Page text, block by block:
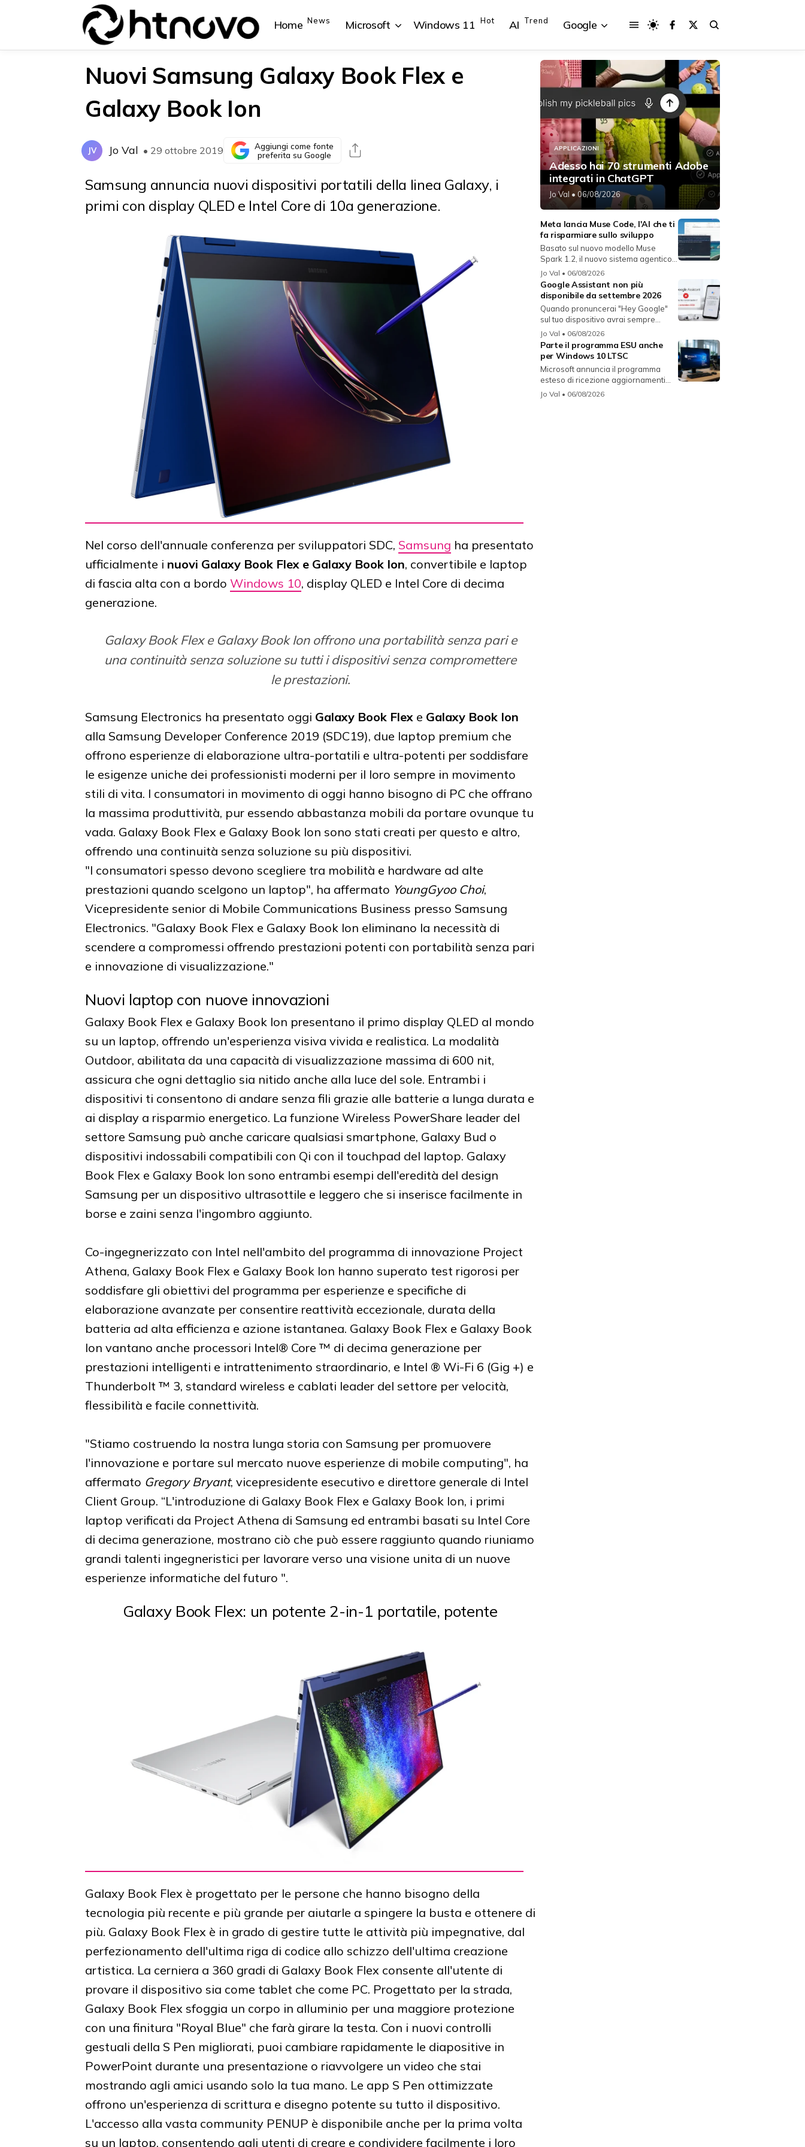
Home News Microsoft
{{POSTS[0].LABEL}} {{POSTS[3].LABEL}}
{{posts[3].title}}
Windows 11 Hot AI Trend Google
{{POSTS[0].LABEL}} {{POSTS[3].LABEL}}
{{posts[3].title}}
Nuovi Samsung Galaxy Book Flex e
Galaxy Book Ion
JV Jo Val • 29 ottobre 2019
Aggiungi come fonte
preferita su Google
Samsung annuncia nuovi dispositivi portatili della linea Galaxy, i
primi con display QLED e Intel Core di 10a generazione.
Nel corso dell'annuale conferenza per sviluppatori SDC, Samsung ha presentato
ufficialmente i nuovi Galaxy Book Flex e Galaxy Book Ion, convertibile e laptop
di fascia alta con a bordo Windows 10, display QLED e Intel Core di decima
generazione.
Galaxy Book Flex e Galaxy Book Ion offrono una portabilità senza pari e
una continuità senza soluzione su tutti i dispositivi senza compromettere
le prestazioni.
Samsung Electronics ha presentato oggi Galaxy Book Flex e Galaxy Book Ion
alla Samsung Developer Conference 2019 (SDC19), due laptop premium che
offrono esperienze di elaborazione ultra-portatili e ultra-potenti per soddisfare
le esigenze uniche dei professionisti moderni per il loro sempre in movimento
stili di vita. I consumatori in movimento di oggi hanno bisogno di PC che offrano
la massima produttività, pur essendo abbastanza mobili da portare ovunque tu
vada. Galaxy Book Flex e Galaxy Book Ion sono stati creati per questo e altro,
offrendo una continuità senza soluzione su più dispositivi.
"I consumatori spesso devono scegliere tra mobilità e hardware ad alte
prestazioni quando scelgono un laptop", ha affermato YoungGyoo Choi,
Vicepresidente senior di Mobile Communications Business presso Samsung
Electronics. "Galaxy Book Flex e Galaxy Book Ion eliminano la necessità di
scendere a compromessi offrendo prestazioni potenti con portabilità senza pari
e innovazione di visualizzazione."
Nuovi laptop con nuove innovazioni
Galaxy Book Flex e Galaxy Book Ion presentano il primo display QLED al mondo
su un laptop, offrendo un'esperienza visiva vivida e realistica. La modalità
Outdoor, abilitata da una capacità di visualizzazione massima di 600 nit,
assicura che ogni dettaglio sia nitido anche alla luce del sole. Entrambi i
dispositivi ti consentono di andare senza fili grazie alle batterie a lunga durata e
ai display a risparmio energetico. La funzione Wireless PowerShare leader del
settore Samsung può anche caricare qualsiasi smartphone, Galaxy Bud o
dispositivi indossabili compatibili con Qi con il touchpad del laptop. Galaxy
Book Flex e Galaxy Book Ion sono entrambi esempi dell'eredità del design
Samsung per un dispositivo ultrasottile e leggero che si inserisce facilmente in
borse e zaini senza l'ingombro aggiunto.
Co-ingegnerizzato con Intel nell'ambito del programma di innovazione Project
Athena, Galaxy Book Flex e Galaxy Book Ion hanno superato test rigorosi per
soddisfare gli obiettivi del programma per esperienze e specifiche di
elaborazione avanzate per consentire reattività eccezionale, durata della
batteria ad alta efficienza e azione istantanea. Galaxy Book Flex e Galaxy Book
Ion vantano anche processori Intel® Core ™ di decima generazione per
prestazioni intelligenti e intrattenimento straordinario, e Intel ® Wi-Fi 6 (Gig +) e
Thunderbolt ™ 3, standard wireless e cablati leader del settore per velocità,
flessibilità e facile connettività.
"Stiamo costruendo la nostra lunga storia con Samsung per promuovere
l'innovazione e portare sul mercato nuove esperienze di mobile computing", ha
affermato Gregory Bryant, vicepresidente esecutivo e direttore generale di Intel
Client Group. “L'introduzione di Galaxy Book Flex e Galaxy Book Ion, i primi
laptop verificati da Project Athena di Samsung ed entrambi basati su Intel Core
di decima generazione, mostrano ciò che può essere raggiunto quando riuniamo
grandi talenti ingegneristici per lavorare verso una visione unita di un nuove
esperienze informatiche del futuro ".
Galaxy Book Flex: un potente 2-in-1 portatile, potente
Galaxy Book Flex è progettato per le persone che hanno bisogno della
tecnologia più recente e più grande per aiutarle a spingere la busta e ottenere di
più. Galaxy Book Flex è in grado di gestire tutte le attività più impegnative, dal
perfezionamento dell'ultima riga di codice allo schizzo dell'ultima creazione
artistica. La cerniera a 360 gradi di Galaxy Book Flex consente all'utente di
provare il dispositivo sia come tablet che come PC. Progettato per la strada,
Galaxy Book Flex sfoggia un corpo in alluminio per una maggiore protezione
con una finitura "Royal Blue" che farà girare la testa. Con i nuovi controlli
gestuali della S Pen migliorati, puoi cambiare rapidamente le diapositive in
PowerPoint durante una presentazione o riavvolgere un video che stai
mostrando agli amici usando solo la tua mano. Le app S Pen ottimizzate
offrono un'esperienza di scrittura e disegno potente su tutto il dispositivo.
L'accesso alla vasta community PENUP è disponibile anche per la prima volta
su un laptop, consentendo agli utenti di creare e condividere facilmente i loro
APPLICAZIONI
Adesso hai 70 strumenti Adobe
integrati in ChatGPT
Jo Val • 06/08/2026
Meta lancia Muse Code, l'AI che ti
fa risparmiare sullo sviluppo
Basato sul nuovo modello Muse
Spark 1.2, il nuovo sistema agentico
fun...
Jo Val • 06/08/2026
Google Assistant non più
disponibile da settembre 2026
Quando pronuncerai "Hey Google"
sul tuo dispositivo avrai sempre
Gemin...
Jo Val • 06/08/2026
Parte il programma ESU anche
per Windows 10 LTSC
Microsoft annuncia il programma
esteso di ricezione aggiornamenti
per...
Jo Val • 06/08/2026